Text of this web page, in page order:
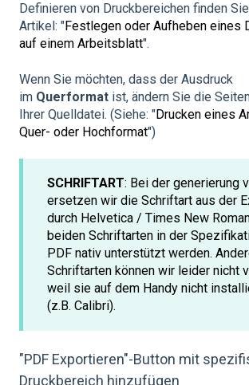
Definieren von Druckbereichen finden
Artikel: "Festlegen oder Aufheben eines
auf einem Arbeitsblatt".
Wenn Sie möchten, dass der Ausdruck
im Querformat ist, ändern Sie die
Ihrer Quelldatei. (Siehe: "Drucken eines
Quer- oder Hochformat")
SCHRIFTART: Bei der generierung
ersetzen wir die Schriftart aus der
durch Helvetica / Times New
beiden Schriftarten in der
PDF nativ unterstützt werden.
Schriftarten können wir leider nicht
weil sie auf dem Handy nicht
(z.B. Calibri).
"PDF Exportieren"-Button mit
Druckbereich hinzufügen